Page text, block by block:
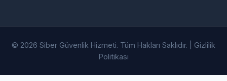
© 2026 Siber Güvenlik Hizmeti. Tüm Hakları Saklıdır. | Gizlilik
Politikası